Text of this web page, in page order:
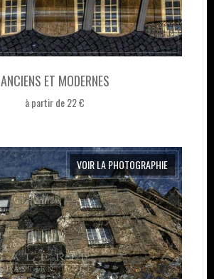
ANCIENS ET MODERNES
à partir de 22 €
VOIR LA PHOTOGRAPHIE